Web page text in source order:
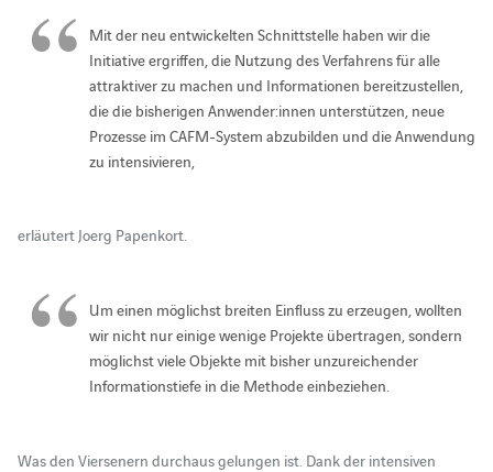
Mit der neu entwickelten Schnittstelle haben wir die
Initiative ergriffen, die Nutzung des Verfahrens für alle
attraktiver zu machen und Informationen bereitzustellen,
die die bisherigen Anwender:innen unterstützen, neue
Prozesse im CAFM-System abzubilden und die Anwendung
zu intensivieren,
erläutert Joerg Papenkort.
Um einen möglichst breiten Einfluss zu erzeugen, wollten
wir nicht nur einige wenige Projekte übertragen, sondern
möglichst viele Objekte mit bisher unzureichender
Informationstiefe in die Methode einbeziehen.
Was den Viersenern durchaus gelungen ist. Dank der intensiven